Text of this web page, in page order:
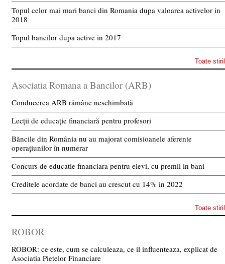
Topul celor mai mari banci din Romania dupa valoarea activelor in
2018
Topul bancilor dupa active in 2017
Toate
Asociatia Romana a Bancilor (ARB)
Conducerea ARB rămâne neschimbată
Lecții de educație financiară pentru profesori
Băncile din România nu au majorat comisioanele aferente
operațiunilor în numerar
Concurs de educatie financiara pentru elevi, cu premii in bani
Creditele acordate de banci au crescut cu 14% in 2022
Toate
ROBOR
ROBOR: ce este, cum se calculeaza, ce il influenteaza, explicat de
Asociatia Pietelor Financiare